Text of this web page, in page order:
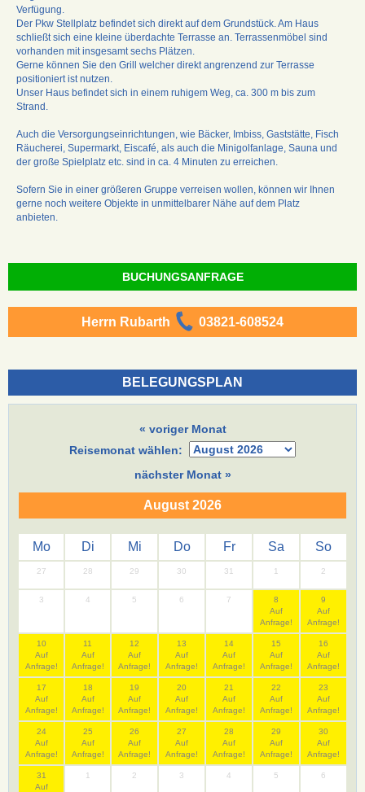
Verfügung.
Der Pkw Stellplatz befindet sich direkt auf dem Grundstück. Am Haus
schließt sich eine kleine überdachte Terrasse an. Terrassenmöbel sind
vorhanden mit insgesamt sechs Plätzen.
Gerne können Sie den Grill welcher direkt angrenzend zur Terrasse
positioniert ist nutzen.
Unser Haus befindet sich in einem ruhigem Weg, ca. 300 m bis zum
Strand.
Auch die Versorgungseinrichtungen, wie Bäcker, Imbiss, Gaststätte, Fisch
Räucherei, Supermarkt, Eiscafé, als auch die Minigolfanlage, Sauna und
der große Spielplatz etc. sind in ca. 4 Minuten zu erreichen.
Sofern Sie in einer größeren Gruppe verreisen wollen, können wir Ihnen
gerne noch weitere Objekte in unmittelbarer Nähe auf dem Platz
anbieten.
BUCHUNGSANFRAGE
Herrn Rubarth 03821-608524
BELEGUNGSPLAN
« voriger Monat
Reisemonat wählen:
nächster Monat »
August 2026
Mo Di Mi Do Fr Sa So
27 28 29 30 31 1 2
3 4 5 6 7
8
Auf
Anfrage!
9
Auf
Anfrage!
10
Auf
Anfrage!
11
Auf
Anfrage!
12
Auf
Anfrage!
13
Auf
Anfrage!
14
Auf
Anfrage!
15
Auf
Anfrage!
16
Auf
Anfrage!
17
Auf
Anfrage!
18
Auf
Anfrage!
19
Auf
Anfrage!
20
Auf
Anfrage!
21
Auf
Anfrage!
22
Auf
Anfrage!
23
Auf
Anfrage!
24
Auf
Anfrage!
25
Auf
Anfrage!
26
Auf
Anfrage!
27
Auf
Anfrage!
28
Auf
Anfrage!
29
Auf
Anfrage!
30
Auf
Anfrage!
31
Auf
1 2 3 4 5 6